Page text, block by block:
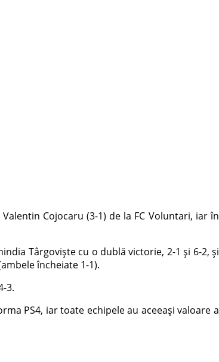
Cojocaru (3-1) de la FC Voluntari, iar în
Târgoviște cu o dublă victorie, 2-1 și 6-2, și
încheiate 1-1).
3.
PS4, iar toate echipele au aceeași valoare a